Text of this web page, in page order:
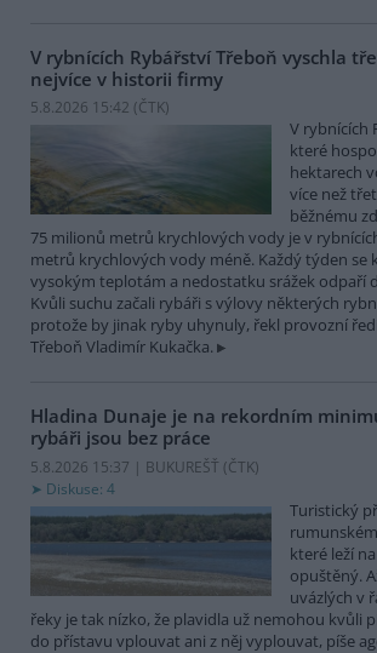
V rybnících Rybářství Třeboň vyschla
nejvíce v historii firmy
5.8.2026 15:42 (ČTK)
V rybnících
které
hektarech
více než
běžnému
75 milionů metrů krychlových vody je v
metrů krychlových vody méně. Každý týden se
vysokým teplotám a nedostatku srážek odpaří
Kvůli suchu začali rybáři s výlovy některých
protože by jinak ryby uhynuly, řekl provozní
Třeboň Vladimír Kukačka.
Hladina Dunaje je na rekordním
rybáři jsou bez práce
5.8.2026 15:37 | BUKUREŠŤ (ČTK)
Diskuse: 4
Turistický
které leží
opuštěný.
uvázlých v
řeky je tak nízko, že plavidla už nemohou kvůli
do přístavu vplouvat ani z něj vyplouvat, píše